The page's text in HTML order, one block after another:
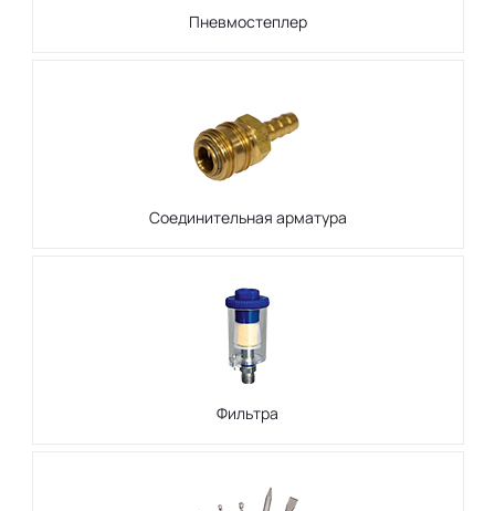
Пневмостеплер
Соединительная арматура
Фильтра